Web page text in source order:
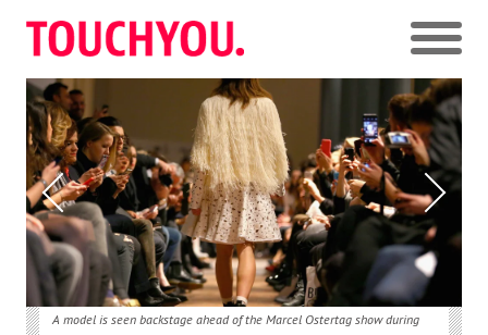
A model is seen backstage ahead of the Marcel Ostertag show during